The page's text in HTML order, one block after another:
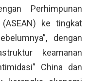
Perhimpunan
(ASEAN) ke tingkat
dengan
keamanan
China dan